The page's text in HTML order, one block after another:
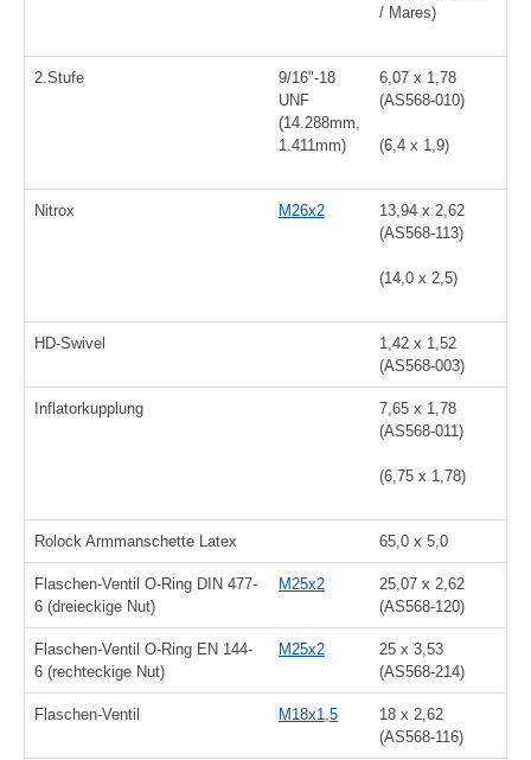
/ Mares)
2.Stufe
9/16"-18
UNF
(14.288mm,
1.411mm)
6,07 x 1,78
(AS568-010)
(6,4 x 1,9)
Nitrox M26x2
13,94 x 2,62
(AS568-113)
(14,0 x 2,5)
HD-Swivel
1,42 x 1,52
(AS568-003)
Inflatorkupplung
7,65 x 1,78
(AS568-011)
(6,75 x 1,78)
Rolock Armmanschette Latex 65,0 x 5,0
Flaschen-Ventil O-Ring DIN 477-
6 (dreieckige Nut)
M25x2
25,07 x 2,62
(AS568-120)
Flaschen-Ventil O-Ring EN 144-
6 (rechteckige Nut)
M25x2
25 x 3,53
(AS568-214)
Flaschen-Ventil M18x1,5
18 x 2,62
(AS568-116)